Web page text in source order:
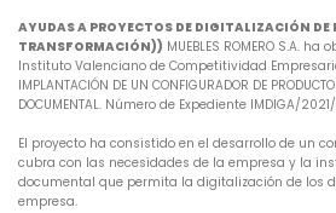
AYUDAS A PROYECTOS DE DIGITALIZACIÓN
TRANSFORMACIÓN)) MUEBLES ROMERO S.A.
Instituto Valenciano de Competitividad
IMPLANTACIÓN DE UN CONFIGURADOR DE
DOCUMENTAL. Número de Expediente IMDIGA/
El proyecto ha consistido en el desarrollo de un
cubra con las necesidades de la empresa y la
documental que permita la digitalización de los
empresa.